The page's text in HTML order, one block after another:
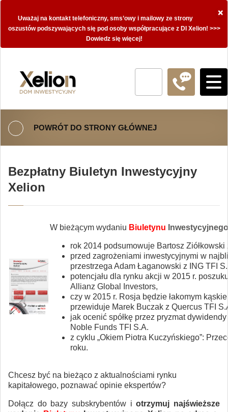
×
Uważaj na kontakt telefoniczny, sms’owy i mailowy ze strony
oszustów podszywających się pod osoby współpracujące z DI Xelion! >>>
Dowiedz się więcej!
POWRÓT DO STRONY GŁÓWNEJ
Bezpłatny Biuletyn Inwestycyjny
Xelion
W bieżącym wydaniu Biuletynu
rok 2014 podsumowuje Bartosz Ziółkowski
przed zagrożeniami inwestycyjnymi w
przestrzega Adam Łaganowski z ING TFI
potencjału dla rynku akcji w 2015 r.
Allianz Global Investors,
czy w 2015 r. Rosja będzie łakomym
przewiduje Marek Buczak z Quercus TFI
jak ocenić spółkę przez pryzmat
Noble Funds TFI S.A.
z cyklu „Okiem Piotra Kuczyńskiego”:
roku.
Chcesz być na bieżąco z aktualnościami rynku
kapitałowego, poznawać opinie ekspertów?
Dołącz do bazy subskrybentów iotrzymuj najświeższe